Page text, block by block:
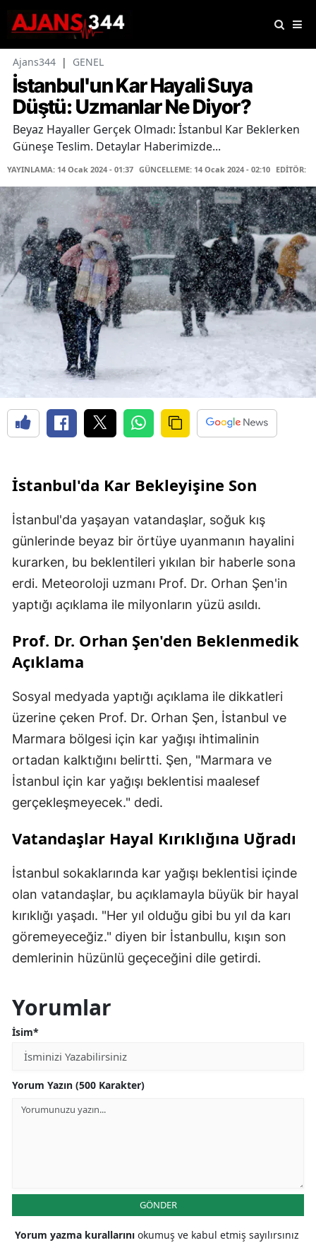
Ajans344 | GENEL
İstanbul'un Kar Hayali Suya
Düştü: Uzmanlar Ne Diyor?
Beyaz Hayaller Gerçek Olmadı: İstanbul Kar Beklerken
Güneşe Teslim. Detaylar Haberimizde...
YAYINLAMA: 14 Ocak 2024 - 01:37 GÜNCELLEME: 14 Ocak 2024 - 02:10 EDİTÖR:
İstanbul'da Kar Bekleyişine Son
İstanbul'da yaşayan vatandaşlar, soğuk kış
günlerinde beyaz bir örtüye uyanmanın hayalini
kurarken, bu beklentileri yıkılan bir haberle sona
erdi. Meteoroloji uzmanı Prof. Dr. Orhan Şen'in
yaptığı açıklama ile milyonların yüzü asıldı.
Prof. Dr. Orhan Şen'den Beklenmedik
Açıklama
Sosyal medyada yaptığı açıklama ile dikkatleri
üzerine çeken Prof. Dr. Orhan Şen, İstanbul ve
Marmara bölgesi için kar yağışı ihtimalinin
ortadan kalktığını belirtti. Şen, "Marmara ve
İstanbul için kar yağışı beklentisi maalesef
gerçekleşmeyecek." dedi.
Vatandaşlar Hayal Kırıklığına Uğradı
İstanbul sokaklarında kar yağışı beklentisi içinde
olan vatandaşlar, bu açıklamayla büyük bir hayal
kırıklığı yaşadı. "Her yıl olduğu gibi bu yıl da karı
göremeyeceğiz." diyen bir İstanbullu, kışın son
demlerinin hüzünlü geçeceğini dile getirdi.
Yorumlar
İsim*
Yorum Yazın (500 Karakter)
GÖNDER
Yorum yazma kurallarını okumuş ve kabul etmiş sayılırsınız